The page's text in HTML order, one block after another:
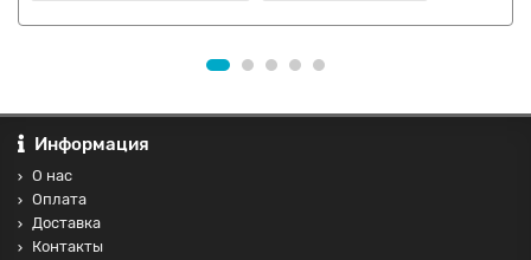
Информация
О нас
Оплата
Доставка
Контакты